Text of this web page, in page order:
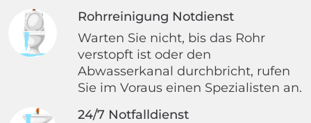
Rohrreinigung Notdienst
Warten Sie nicht, bis das Rohr
verstopft ist oder den
Abwasserkanal durchbricht, rufen
Sie im Voraus einen Spezialisten an.
24/7 Notfalldienst